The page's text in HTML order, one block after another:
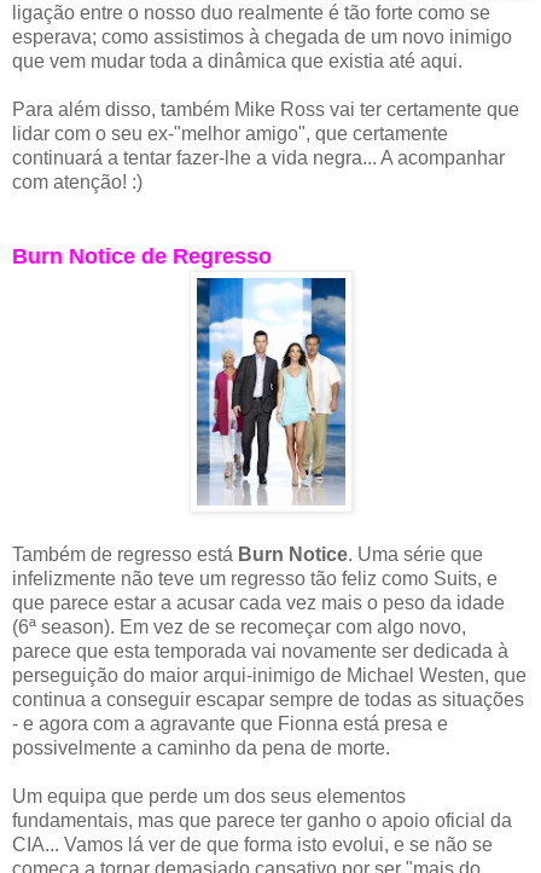
ligação entre o nosso duo realmente é tão forte como se
esperava; como assistimos à chegada de um novo inimigo
que vem mudar toda a dinâmica que existia até aqui.
Para além disso, também Mike Ross vai ter certamente que
lidar com o seu ex-"melhor amigo", que certamente
continuará a tentar fazer-lhe a vida negra... A acompanhar
com atenção! :)
Burn Notice de Regresso
Também de regresso está Burn Notice. Uma série que
infelizmente não teve um regresso tão feliz como Suits, e
que parece estar a acusar cada vez mais o peso da idade
(6ª season). Em vez de se recomeçar com algo novo,
parece que esta temporada vai novamente ser dedicada à
perseguição do maior arqui-inimigo de Michael Westen, que
continua a conseguir escapar sempre de todas as situações
- e agora com a agravante que Fionna está presa e
possivelmente a caminho da pena de morte.
Um equipa que perde um dos seus elementos
fundamentais, mas que parece ter ganho o apoio oficial da
CIA... Vamos lá ver de que forma isto evolui, e se não se
começa a tornar demasiado cansativo por ser "mais do